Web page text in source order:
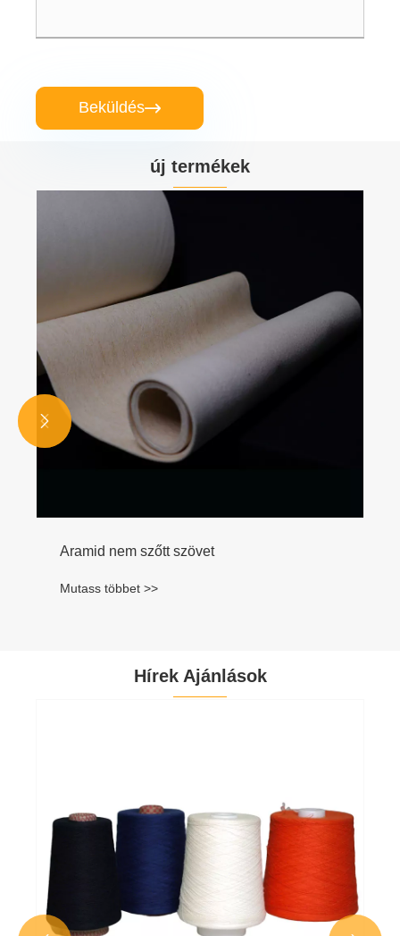
Beküldés
új termékek
Aramid nem szőtt szövet
Mutass többet >>


Hírek Ajánlások